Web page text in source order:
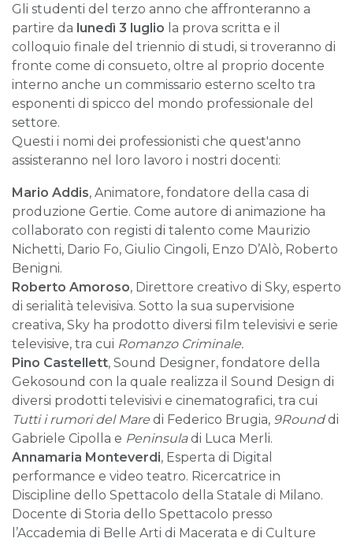
Gli studenti del terzo anno che affronteranno a
partire da lunedì 3 luglio la prova scritta e il
colloquio finale del triennio di studi, si troveranno di
fronte come di consueto, oltre al proprio docente
interno anche un commissario esterno scelto tra
esponenti di spicco del mondo professionale del
settore.
Questi i nomi dei professionisti che quest'anno
assisteranno nel loro lavoro i nostri docenti:
Mario Addis, Animatore, fondatore della casa di
produzione Gertie. Come autore di animazione ha
collaborato con registi di talento come Maurizio
Nichetti, Dario Fo, Giulio Cingoli, Enzo D’Alò, Roberto
Benigni.
Roberto Amoroso, Direttore creativo di Sky, esperto
di serialità televisiva. Sotto la sua supervisione
creativa, Sky ha prodotto diversi film televisivi e serie
televisive, tra cui Romanzo Criminale.
Pino Castellett, Sound Designer, fondatore della
Gekosound con la quale realizza il Sound Design di
diversi prodotti televisivi e cinematografici, tra cui
Tutti i rumori del Mare di Federico Brugia, 9Rounddi
Gabriele Cipolla e Peninsuladi Luca Merli.
Annamaria Monteverdi, Esperta di Digital
performance e video teatro. Ricercatrice in
Discipline dello Spettacolo della Statale di Milano.
Docente di Storia dello Spettacolo presso
l’Accademia di Belle Arti di Macerata e di Culture